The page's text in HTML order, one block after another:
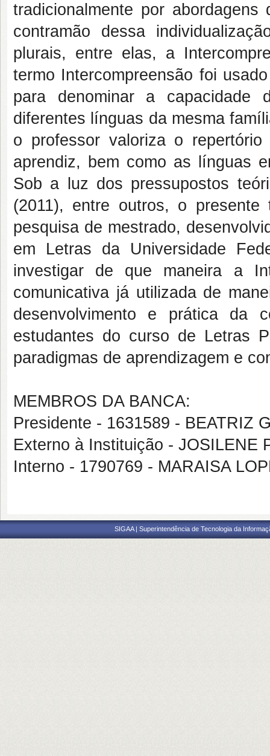
tradicionalmente por
contramão dessa
plurais, entre elas, a
termo Intercompreensão foi
para denominar a capacidade
diferentes línguas da mesma
o professor valoriza o
aprendiz, bem como as línguas
Sob a luz dos pressupostos
(2011), entre outros, o presente
pesquisa de mestrado,
em Letras da Universidade
investigar de que maneira a
comunicativa já utilizada de
desenvolvimento e prática da
estudantes do curso de Letras
paradigmas de aprendizagem e
MEMBROS DA BANCA:
Presidente - 1631589 - BEATRIZ
Externo à Instituição - JOSILENE
Interno - 1790769 - MARAISA
SIGAA | Superintendência de Tecnologia da